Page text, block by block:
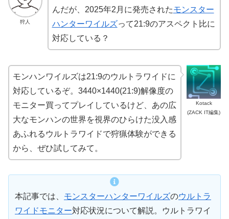
狩人
んだが、2025年2月に発売されたモンスター
ハンターワイルズって21:9のアスペクト比に
対応している？
Kotack
(ZACK IT編集)
モンハンワイルズは21:9のウルトラワイドに
対応しているぞ。3440×1440(21:9)解像度の
モニター買ってプレイしているけど、あの広
大なモンハンの世界を視界のひらけた没入感
あふれるウルトラワイドで狩猟体験ができる
から、ぜひ試してみて。
本記事では、 モンスターハンターワイルズのウルトラ
ワイドモニター対応状況について解説。ウルトラワイ